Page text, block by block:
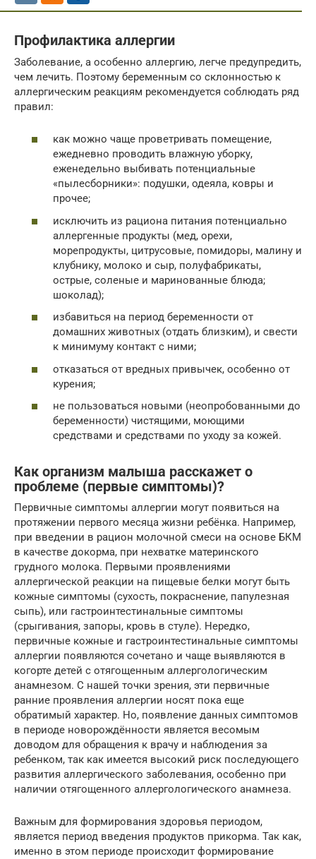
Профилактика аллергии
Заболевание, а особенно аллергию, легче предупредить,
чем лечить. Поэтому беременным со склонностью к
аллергическим реакциям рекомендуется соблюдать ряд
правил:
как можно чаще проветривать помещение,
ежедневно проводить влажную уборку,
еженедельно выбивать потенциальные
«пылесборники»: подушки, одеяла, ковры и
прочее;
исключить из рациона питания потенциально
аллергенные продукты (мед, орехи,
морепродукты, цитрусовые, помидоры, малину и
клубнику, молоко и сыр, полуфабрикаты,
острые, соленые и маринованные блюда;
шоколад);
избавиться на период беременности от
домашних животных (отдать близким), и свести
к минимуму контакт с ними;
отказаться от вредных привычек, особенно от
курения;
не пользоваться новыми (неопробованными до
беременности) чистящими, моющими
средствами и средствами по уходу за кожей.
Как организм малыша расскажет о
проблеме (первые симптомы)?
Первичные симптомы аллергии могут появиться на
протяжении первого месяца жизни ребёнка. Например,
при введении в рацион молочной смеси на основе БКМ
в качестве докорма, при нехватке материнского
грудного молока. Первыми проявлениями
аллергической реакции на пищевые белки могут быть
кожные симптомы (сухость, покраснение, папулезная
сыпь), или гастроинтестинальные симптомы
(срыгивания, запоры, кровь в стуле). Нередко,
первичные кожные и гастроинтестинальные симптомы
аллергии появляются сочетано и чаще выявляются в
когорте детей с отягощенным аллергологическим
анамнезом. С нашей точки зрения, эти первичные
ранние проявления аллергии носят пока еще
обратимый характер. Но, появление данных симптомов
в периоде новорождённости является весомым
доводом для обращения к врачу и наблюдения за
ребенком, так как имеется высокий риск последующего
развития аллергического заболевания, особенно при
наличии отягощенного аллергологического анамнеза.
Важным для формирования здоровья периодом,
является период введения продуктов прикорма. Так как,
именно в этом периоде происходит формирование